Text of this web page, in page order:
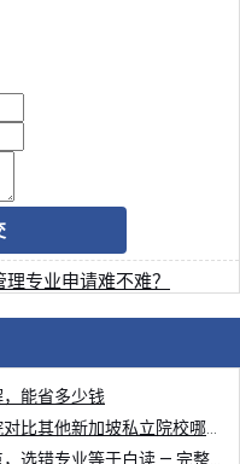
专业申请难不难？
能省多少钱